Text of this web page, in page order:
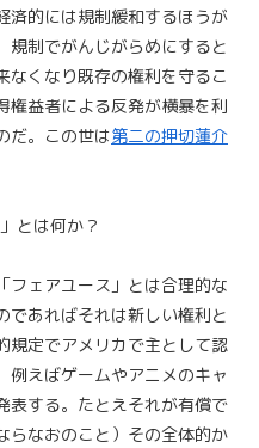
済的には規制緩和するほうが
規制でがんじがらめにすると
なくなり既存の権利を守るこ
権益者による反発が横暴を利
だ。この世は第二の押切蓮介
とは何か？
フェアユース」とは合理的な
であればそれは新しい権利と
規定でアメリカで主として認
例えばゲームやアニメのキャ
表する。たとえそれが有償で
らなおのこと）その全体的か